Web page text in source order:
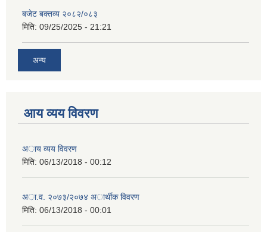
बजेट बक्तव्य २०८२/०८३
मिति: 09/25/2025 - 21:21
अन्य
आय व्यय विवरण
अाय व्यय विवरण
मिति: 06/13/2018 - 00:12
अा.व. २०७३/२०७४ अार्थीक विवरण
मिति: 06/13/2018 - 00:01